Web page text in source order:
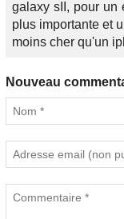
galaxy sII, pour un
plus importante et
moins cher qu'un
Nouveau